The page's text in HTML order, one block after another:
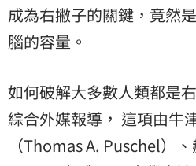
成為右撇子的關鍵，竟然
腦的容量。
如何破解大多數人類都是
綜合外媒報導， 這項由牛
（Thomas A. Puschel）